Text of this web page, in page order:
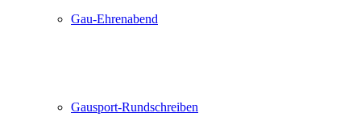
Gau-Ehrenabend
Gausport-Rundschreiben